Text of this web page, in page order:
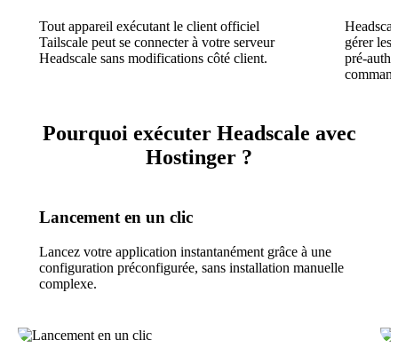
Tout appareil exécutant le client officiel
Tailscale peut se connecter à votre serveur
Headscale sans modifications côté client.
gérer les
pré-
Pourquoi exécuter Headscale avec
Hostinger ?
Lancement en un clic
Lancez votre application instantanément grâce à une
configuration préconfigurée, sans installation manuelle
complexe.